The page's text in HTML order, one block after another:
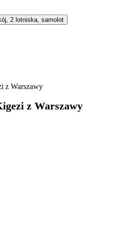
2 lotniska, samolot
z Warszawy
z Warszawy